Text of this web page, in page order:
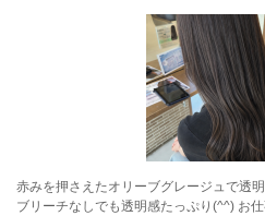
赤みを押さえたオリーブグレージュで透
ブリーチなしでも透明感たっぷり(^^) お